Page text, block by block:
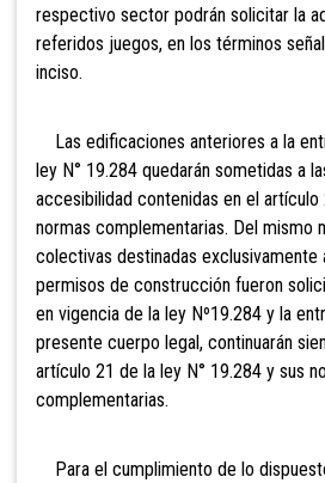
respectivo sector podrán solicitar la
referidos juegos, en los términos
inciso.
Las edificaciones anteriores a la
ley N° 19.284 quedarán sometidas a
accesibilidad contenidas en el
normas complementarias. Del mismo
colectivas destinadas exclusivamente
permisos de construcción fueron
en vigencia de la ley Nº19.284 y la
presente cuerpo legal, continuarán
artículo 21 de la ley N° 19.284 y sus
complementarias.
Para el cumplimiento de lo